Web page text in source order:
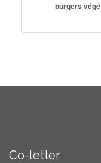
burgers végé
Co-letter